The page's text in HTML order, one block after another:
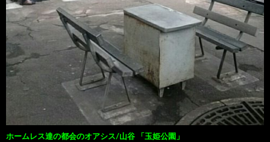
ホームレス達の都会のオアシス/山谷 「玉姫公園」